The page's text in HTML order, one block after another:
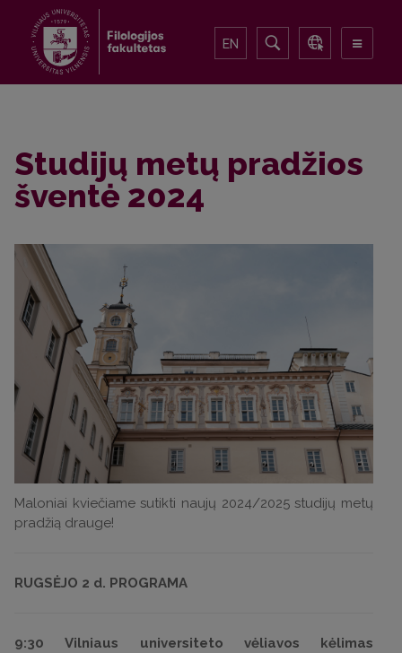
EN
Studijų metų pradžios
šventė 2024
Maloniai kviečiame sutikti naujų 2024/2025 studijų metų
pradžią drauge!
RUGSĖJO 2 d. PROGRAMA
9:30 Vilniaus universiteto vėliavos kėlimas